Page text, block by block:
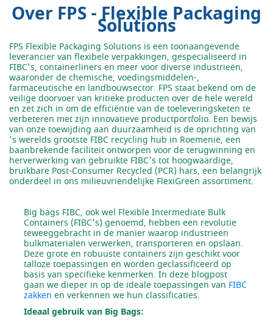
Over FPS - Flexible Packaging
Solutions
FPS Flexible Packaging Solutions is een toonaangevende
leverancier van flexibele verpakkingen, gespecialiseerd in
FIBC's, containerliners en meer voor diverse industrieën,
waaronder de chemische, voedingsmiddelen-,
farmaceutische en landbouwsector. FPS staat bekend om de
veilige doorvoer van kritieke producten over de hele wereld
en zet zich in om de efficiëntie van de toeleveringsketen te
verbeteren met zijn innovatieve productportfolio. Een bewijs
van onze toewijding aan duurzaamheid is de oprichting van
's werelds grootste FIBC recycling hub in Roemenië, een
baanbrekende faciliteit ontworpen voor de terugwinning en
herverwerking van gebruikte FIBC's tot hoogwaardige,
bruikbare Post-Consumer Recycled (PCR) hars, een belangrijk
onderdeel in ons milieuvriendelijke FlexiGreen assortiment.
Big bags FIBC, ook wel Flexible Intermediate Bulk
Containers (FIBC's) genoemd, hebben een revolutie
teweeggebracht in de manier waarop industrieën
bulkmaterialen verwerken, transporteren en opslaan.
Deze grote en robuuste containers zijn geschikt voor
talloze toepassingen en worden geclassificeerd op
basis van specifieke kenmerken. In deze blogpost
gaan we dieper in op de ideale toepassingen van FIBC
zakken en verkennen we hun classificaties.
Ideaal gebruik van Big Bags: